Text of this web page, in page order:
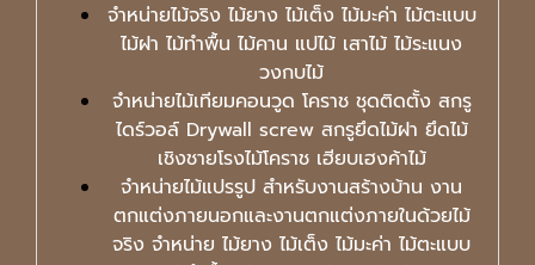
จำหน่ายไม้จริง ไม้ยาง ไม้เต็ง ไม้มะค่า ไม้ตะแบบ
ไม้ฝา ไม้ทำพื้น ไม้คาน แปไม้ เสาไม้ ไม้ระแนง
วงกบไม้
จำหน่ายไม้เทียมคอนวูด โคราช ชุดติดตั้ง สกรู
ไดร์วอล์ Drywall screw สกรูยึดไม้ฝา ยึดไม้
เชิงชายโรงไม้โคราช เฮียบเฮงค้าไม้
จำหน่ายไม้แปรรูป สำหรับงานสร้างบ้าน งาน
ตกแต่งภายนอกและงานตกแต่งภายในด้วยไม้
จริง จำหน่าย ไม้ยาง ไม้เต็ง ไม้มะค่า ไม้ตะแบบ